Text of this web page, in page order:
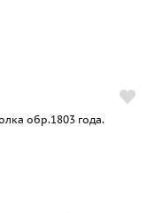
обр.1803 года.